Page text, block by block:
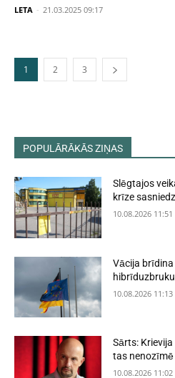
LETA - 21.03.2025 09:17
1 2 3
POPULĀRĀKĀS ZIŅAS
Slēgtajos
krīze
10.08.2026 11:51
Vācija
10.08.2026 11:13
Sārts:
tas
10.08.2026 11:02